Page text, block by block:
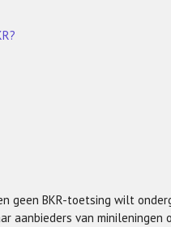
geen BKR-toetsing wilt
aanbieders van